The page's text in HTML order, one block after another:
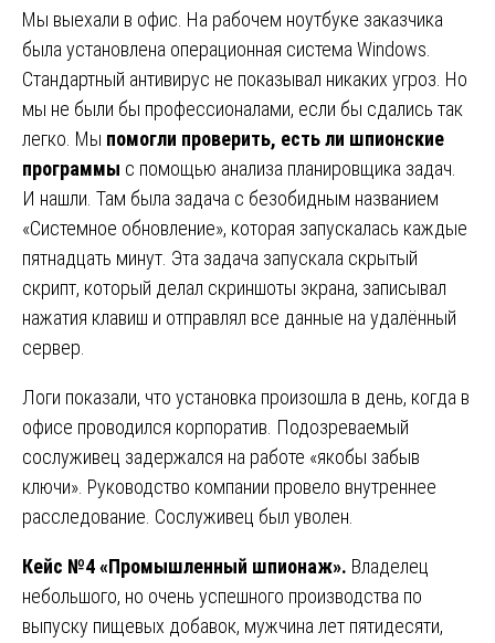
Мы выехали в офис. На рабочем ноутбуке заказчика
была установлена операционная система Windows.
Стандартный антивирус не показывал никаких угроз. Но
мы не были бы профессионалами, если бы сдались так
легко. Мы помогли проверить, есть ли шпионские
программы с помощью анализа планировщика задач.
И нашли. Там была задача с безобидным названием
«Системное обновление», которая запускалась каждые
пятнадцать минут. Эта задача запускала скрытый
скрипт, который делал скриншоты экрана, записывал
нажатия клавиш и отправлял все данные на удалённый
сервер.
Логи показали, что установка произошла в день, когда в
офисе проводился корпоратив. Подозреваемый
сослуживец задержался на работе «якобы забыв
ключи». Руководство компании провело внутреннее
расследование. Сослуживец был уволен.
Кейс №4 «Промышленный шпионаж». Владелец
небольшого, но очень успешного производства по
выпуску пищевых добавок, мужчина лет пятидесяти,